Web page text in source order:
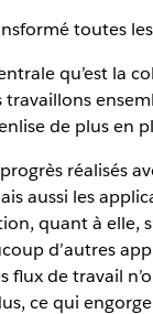
toutes
qu’est la
de plus en
réalisés
aussi les
quant à elle,
d’autres
flux de travail
ce qui